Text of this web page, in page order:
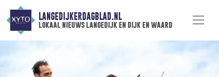
LANGEDIJKERDAGBLAD.NL
lokaal nieuws langedijk en dijk en waard